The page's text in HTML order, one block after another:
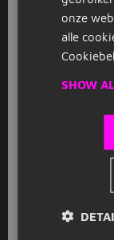
Hoofddorp en
diverse
bijvoorbeeld
de zorg. Scrol
De
kanten op. Je
onze
alle
SHOW